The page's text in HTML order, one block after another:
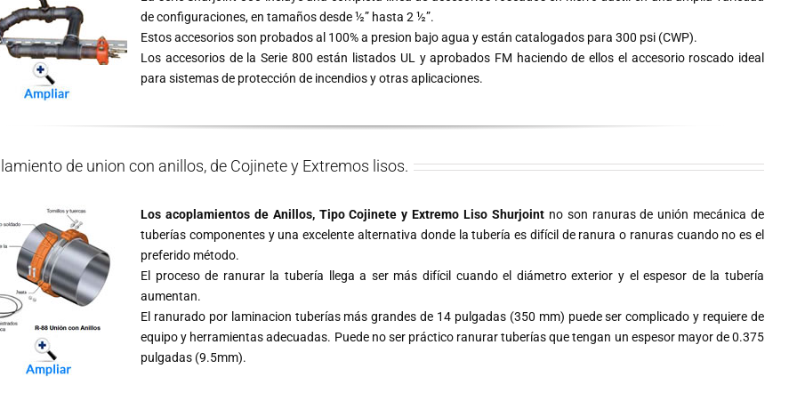
de configuraciones, en tamaños desde ½” hasta 2 ½”.
Estos accesorios son probados al 100% a presion bajo agua y están catalogados para 300 psi (CWP).
Los accesorios de la Serie 800 están listados UL y aprobados FM haciendo de ellos el accesorio roscado ideal
para sistemas de protección de incendios y otras aplicaciones.
de union con anillos, de Cojinete y Extremos lisos.
Los acoplamientos de Anillos, Tipo Cojinete y Extremo Liso Shurjointno son ranuras de unión mecánica de
tuberías componentes y una excelente alternativa donde la tubería es difícil de ranura o ranuras cuando no es el
preferido método.
El proceso de ranurar la tubería llega a ser más difícil cuando el diámetro exterior y el espesor de la tubería
aumentan.
El ranurado por laminacion tuberías más grandes de 14 pulgadas (350 mm) puede ser complicado y requiere de
equipo y herramientas adecuadas. Puede no ser práctico ranurar tuberías que tengan un espesor mayor de 0.375
pulgadas (9.5mm).